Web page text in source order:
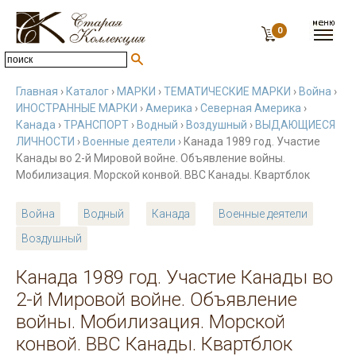
0
Главная › Каталог › МАРКИ ›ТЕМАТИЧЕСКИЕ МАРКИ › Война ›
ИНОСТРАННЫЕ МАРКИ ›Америка ›Северная Америка ›
Канада ›ТРАНСПОРТ › Водный › Воздушный › ВЫДАЮЩИЕСЯ
ЛИЧНОСТИ › Военные деятели › Канада 1989 год. Участие
Канады во 2-й Мировой войне. Объявление войны.
Мобилизация. Морской конвой. ВВС Канады. Квартблок
Война Водный Канада
Военные деятели
Воздушный
Канада 1989 год. Участие Канады во
2-й Мировой войне. Объявление
войны. Мобилизация. Морской
конвой. ВВС Канады. Квартблок